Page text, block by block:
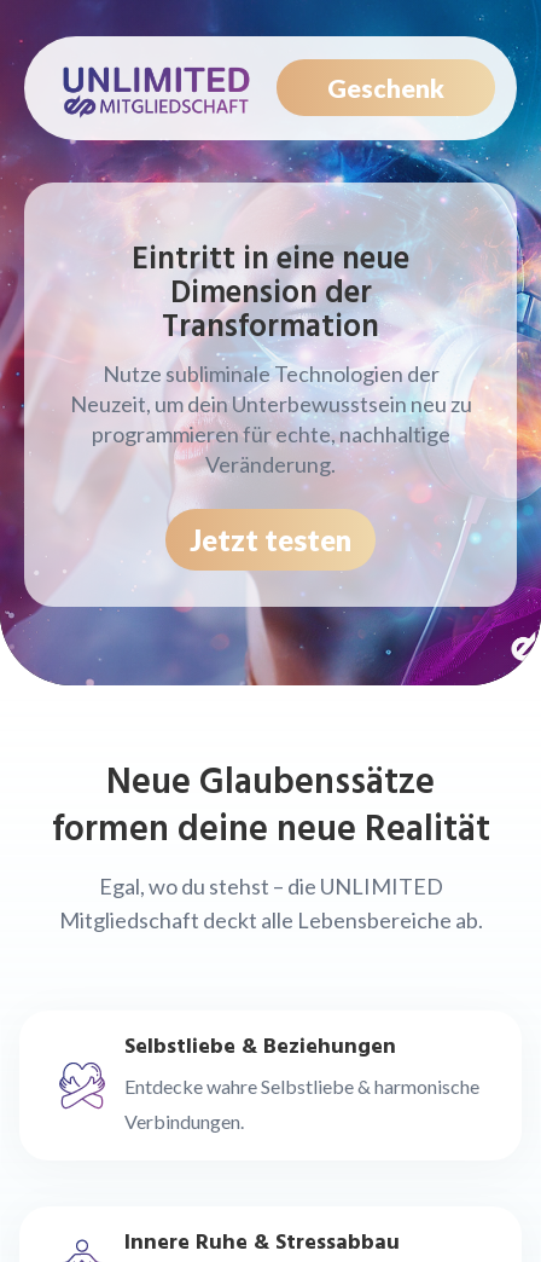
Geschenk
Eintritt in eine neue
Dimension der
Transformation
Nutze subliminale Technologien der
Neuzeit, um dein Unterbewusstsein neu zu
programmieren für echte, nachhaltige
Veränderung.
Jetzt testen
Neue Glaubenssätze
formen deine neue Realität
Egal, wo du stehst – die UNLIMITED
Mitgliedschaft deckt alle Lebensbereiche ab.
Selbstliebe & Beziehungen
Entdecke wahre Selbstliebe & harmonische
Verbindungen.
Innere Ruhe & Stressabbau